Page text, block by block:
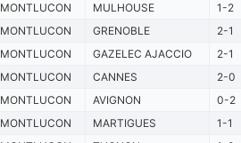
MONTLUCON MULHOUSE 1-2
MONTLUCON GRENOBLE 2-1
MONTLUCON GAZELEC AJACCIO 2-1
MONTLUCON CANNES 2-0
MONTLUCON AVIGNON 0-2
MONTLUCON MARTIGUES 1-1